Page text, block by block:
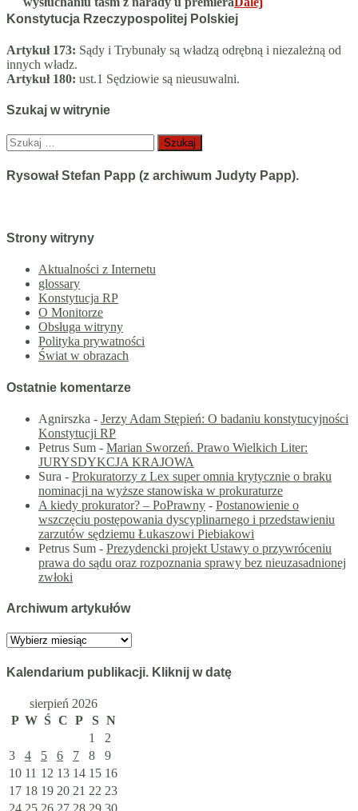
Konstytucja Rzeczypospolitej Polskiej
Artykuł 173: Sądy i Trybunały są władzą odrębną i niezależną od
innych władz.
Artykuł 180: ust.1 Sędziowie są nieusuwalni.
Szukaj w witrynie
Szukaj:
Rysował Stefan Papp (z archiwum Judyty Papp).
Strony witryny
Aktualności z Internetu
glossary
Konstytucja RP
O Monitorze
Obsługa witryny
Polityka prywatności
Świat w obrazach
Ostatnie komentarze
Agnirszka - Jerzy Adam Stępień: O badaniu konstytucyjności
Konstytucji RP
Petrus Sum - Marian Sworzeń. Prawo Wielkich Liter:
JURYSDYKCJA KRAJOWA
Sura - Prokuratorzy z Lex super omnia krytycznie o braku
nominacji na wyższe stanowiska w prokuraturze
A kiedy prokurator? – PoPrawny - Postanowienie o
wszczęciu postępowania dyscyplinarnego i przedstawieniu
zarzutów sędziemu Łukaszowi Piebiakowi
Petrus Sum - Prezydencki projekt Ustawy o przywróceniu
prawa do sądu oraz rozpoznania sprawy bez nieuzasadnionej
zwłoki
Archiwum artykułów
Archiwum
Kalendarium publikacji. Kliknij w datę
sierpień 2026
P W Ś C P S N
1
2
3
4 5 6 7 8
9
10 11 12 13 14 15 16
17 18 19 20 21 22 23
24 25 26 27 28 29 30